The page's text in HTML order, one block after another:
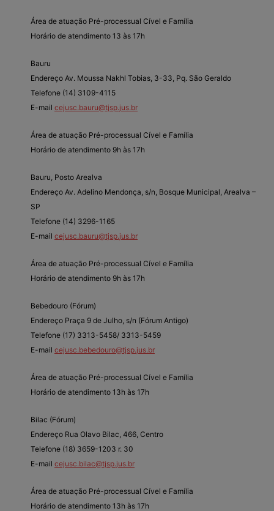
Área de atuação Pré-processual Cível e Família
Horário de atendimento 13 às 17h
Bauru
Endereço Av. Moussa Nakhl Tobias, 3-33, Pq. São Geraldo
Telefone (14) 3109-4115
E-mail cejusc.bauru@tjsp.jus.br
Área de atuação Pré-processual Cível e Família
Horário de atendimento 9h às 17h
Bauru, Posto Arealva
Endereço Av. Adelino Mendonça, s/n, Bosque Municipal, Arealva –
SP
Telefone (14) 3296-1165
E-mail cejusc.bauru@tjsp.jus.br
Área de atuação Pré-processual Cível e Família
Horário de atendimento 9h às 17h
Bebedouro (Fórum)
Endereço Praça 9 de Julho, s/n (Fórum Antigo)
Telefone (17) 3313-5458/ 3313-5459
E-mail cejusc.bebedouro@tjsp.jus.br
Área de atuação Pré-processual Cível e Família
Horário de atendimento 13h às 17h
Bilac (Fórum)
Endereço Rua Olavo Bilac, 466, Centro
Telefone (18) 3659-1203 r. 30
E-mail cejusc.bilac@tjsp.jus.br
Área de atuação Pré-processual Cível e Família
Horário de atendimento 13h às 17h